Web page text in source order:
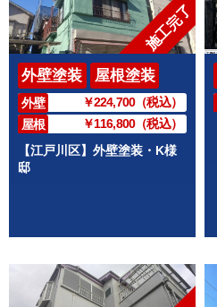
施工完了
外壁塗装 屋根塗装
外壁
￥224,700（税込）
屋根
￥116,800（税込）
【江戸川区】外壁塗装・K様
邸